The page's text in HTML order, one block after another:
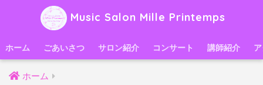
Music Salon Mille Printemps
ホーム ごあいさつ サロン紹介 コンサート 講師紹介
ホーム